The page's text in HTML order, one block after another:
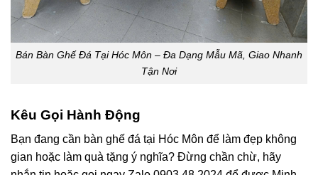
Bán Bàn Ghế Đá Tại Hóc Môn – Đa Dạng Mẫu Mã, Giao Nhanh
Tận Nơi
Kêu Gọi Hành Động
Bạn đang cần bàn ghế đá tại Hóc Môn để làm đẹp không
gian hoặc làm quà tặng ý nghĩa? Đừng chần chừ, hãy